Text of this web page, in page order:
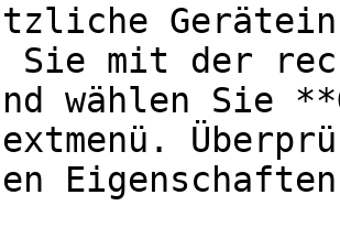
Sie mit der
wählen Sie